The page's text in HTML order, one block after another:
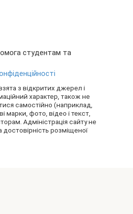
студентам та
з відкритих джерел і
характер, також не
самостійно (наприклад,
марки, фото, відео і текст,
Адміністрація сайту не
достовірність розміщеної